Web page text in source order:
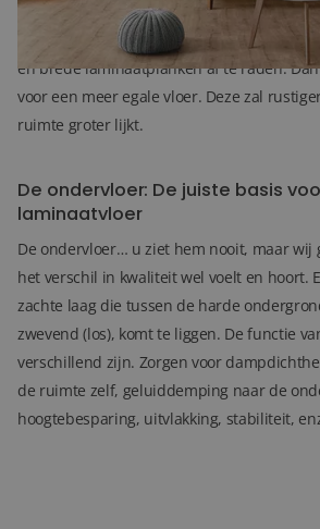
liggen? Kies dan voor een lichtgekleurde
kleine kamer zijn behalve donkere
en brede laminaatplanken af te raden.
voor een meer egale vloer. Deze zal
ruimte groter lijkt.
De ondervloer: De juiste basis
laminaatvloer
De ondervloer… u ziet hem nooit, maar wij
het verschil in kwaliteit wel voelt en hoort.
zachte laag die tussen de harde
zwevend (los), komt te liggen. De functie
verschillend zijn. Zorgen voor
de ruimte zelf, geluiddemping naar de
hoogtebesparing, uitvlakking, stabiliteit,